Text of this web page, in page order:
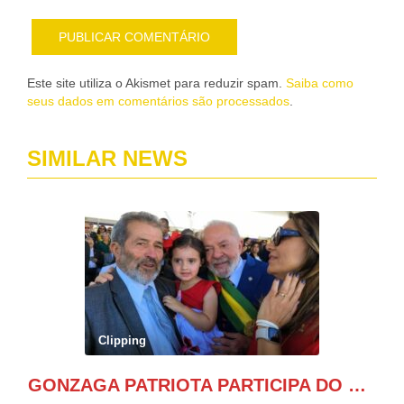
Este site utiliza o Akismet para reduzir spam. Saiba como
seus dados em comentários são processados
SIMILAR NEWS
Clipping
GONZAGA PATRIOTA PARTICIPA DO DESFILE DA INDEPENDÊNCIA NO PALANQUE DA PRESIDÊNCIA DA REPÚBLICA E É ABRAÇADO POR LULA E POR GERALDO ALCKMIN.